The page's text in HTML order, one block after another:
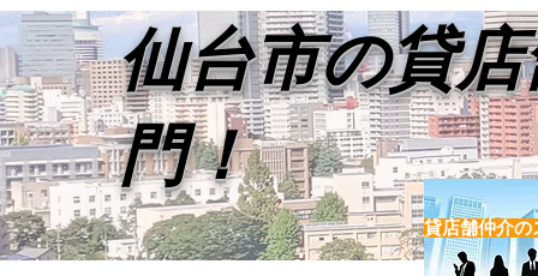
仙台市の貸
門！
貸店舗仲介の